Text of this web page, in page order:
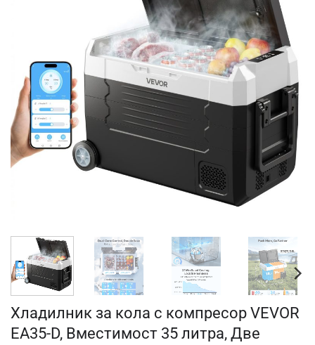
Хладилник за кола с компресор VEVOR
EA35-D, Вместимост 35 литра, Две